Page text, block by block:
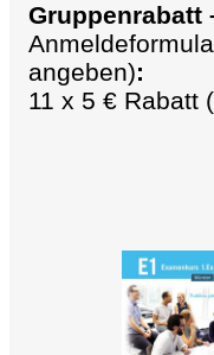
Gruppenrabatt
angeben):
11 x 5 € Rabatt